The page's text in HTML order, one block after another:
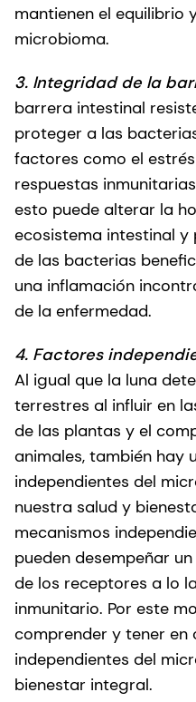
mantienen el equilibrio
microbioma.
3. Integridad de la
barrera intestinal
proteger a las
factores como el
respuestas
esto puede alterar la
ecosistema intestinal
de las bacterias
una inflamación
de la enfermedad.
4. Factores
Al igual que la luna
terrestres al influir en
de las plantas y el
animales, también hay
independientes del
nuestra salud y
mecanismos
pueden desempeñar
de los receptores a lo
inmunitario. Por este
comprender y tener en
independientes del
bienestar integral.